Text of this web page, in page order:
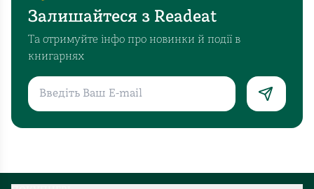
Залишайтеся з Readeat
Та отримуйте інфо про новинки й події в
книгарнях